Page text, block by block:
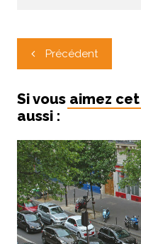
Navigation
de
l’article
Précédent
Si vous aimez
aussi :